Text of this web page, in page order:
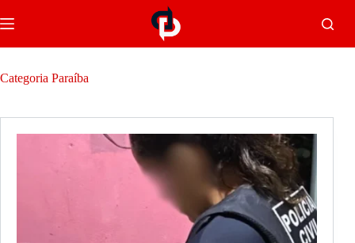
Categoria Paraíba